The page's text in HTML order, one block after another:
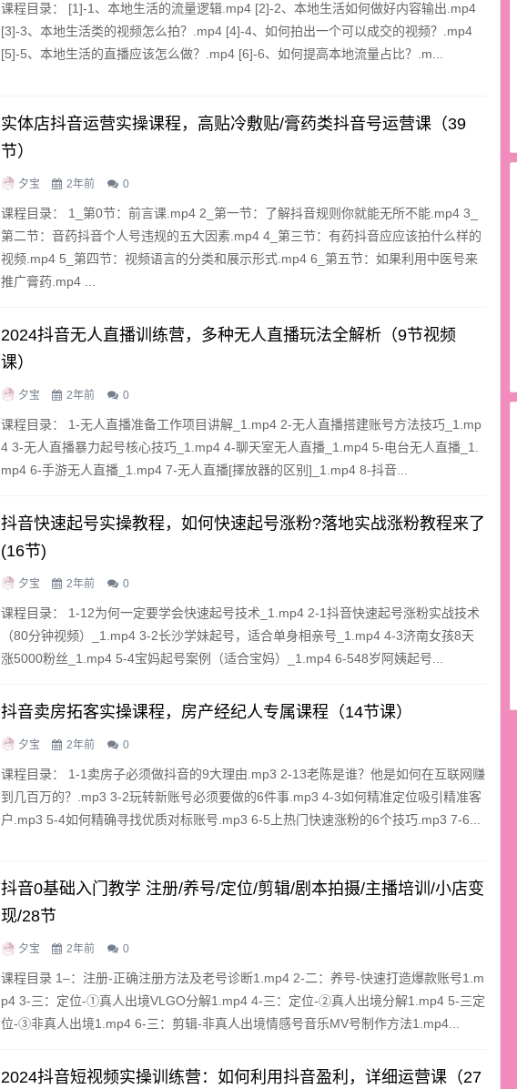
课程目录： [1]-1、本地生活的流量逻辑.mp4 [2]-2、本地生活如何做好内容输出.mp4
[3]-3、本地生活类的视频怎么拍？.mp4 [4]-4、如何拍出一个可以成交的视频？.mp4
[5]-5、本地生活的直播应该怎么做？.mp4 [6]-6、如何提高本地流量占比？.m...
实体店抖音运营实操课程，高贴冷敷贴/膏药类抖音号运营课（39
节）
夕宝 2年前 0
课程目录： 1_第0节：前言课.mp4 2_第一节：了解抖音规则你就能无所不能.mp4 3_
第二节：音药抖音个人号违规的五大因素.mp4 4_第三节：有药抖音应应该拍什么样的
视频.mp4 5_第四节：视频语言的分类和展示形式.mp4 6_第五节：如果利用中医号来
推广膏药.mp4 ...
2024抖音无人直播训练营，多种无人直播玩法全解析（9节视频
课）
夕宝 2年前 0
课程目录： 1-无人直播准备工作项目讲解_1.mp4 2-无人直播搭建账号方法技巧_1.mp
4 3-无人直播暴力起号核心技巧_1.mp4 4-聊天室无人直播_1.mp4 5-电台无人直播_1.
mp4 6-手游无人直播_1.mp4 7-无人直播[擇放器的区别]_1.mp4 8-抖音...
抖音快速起号实操教程，如何快速起号涨粉?落地实战涨粉教程来了
(16节)
夕宝 2年前 0
课程目录： 1-12为何一定要学会快速起号技术_1.mp4 2-1抖音快速起号涨粉实战技术
（80分钟视频）_1.mp4 3-2长沙学妹起号，适合单身相亲号_1.mp4 4-3济南女孩8天
涨5000粉丝_1.mp4 5-4宝妈起号案例（适合宝妈）_1.mp4 6-548岁阿姨起号...
抖音卖房拓客实操课程，房产经纪人专属课程（14节课）
夕宝 2年前 0
课程目录： 1-1卖房子必须做抖音的9大理由.mp3 2-13老陈是谁？他是如何在互联网赚
到几百万的？.mp3 3-2玩转新账号必须要做的6件事.mp3 4-3如何精准定位吸引精准客
户.mp3 5-4如何精确寻找优质对标账号.mp3 6-5上热门快速涨粉的6个技巧.mp3 7-6...
抖音0基础入门教学 注册/养号/定位/剪辑/剧本拍摄/主播培训/小店变
现/28节
夕宝 2年前 0
课程目录 1–：注册-正确注册方法及老号诊断1.mp4 2-二：养号-快速打造爆款账号1.m
p4 3-三：定位-①真人出境VLGO分解1.mp4 4-三：定位-②真人出境分解1.mp4 5-三定
位-③非真人出境1.mp4 6-三：剪辑-非真人出境情感号音乐MV号制作方法1.mp4...
2024抖音短视频实操训练营：如何利用抖音盈利，详细运营课（27